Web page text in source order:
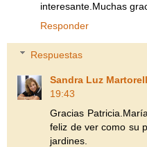
interesante.Muchas
Responder
Respuestas
Sandra Luz
19:43
Gracias
feliz de ver como su
jardines.